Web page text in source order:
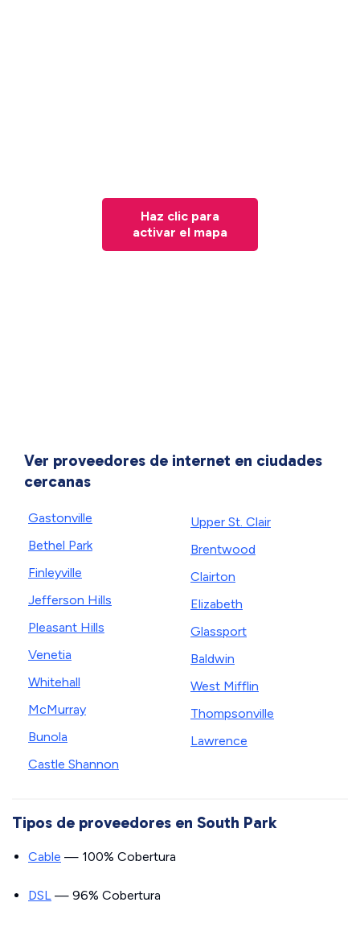
Haz clic para
activar el mapa
Ver proveedores de internet en ciudades
cercanas
Gastonville
Bethel Park
Finleyville
Jefferson Hills
Pleasant Hills
Venetia
Whitehall
McMurray
Bunola
Castle Shannon
Upper St. Clair
Brentwood
Clairton
Elizabeth
Glassport
Baldwin
West Mifflin
Thompsonville
Lawrence
Tipos de proveedores en South Park
Cable — 100% Cobertura
DSL — 96% Cobertura